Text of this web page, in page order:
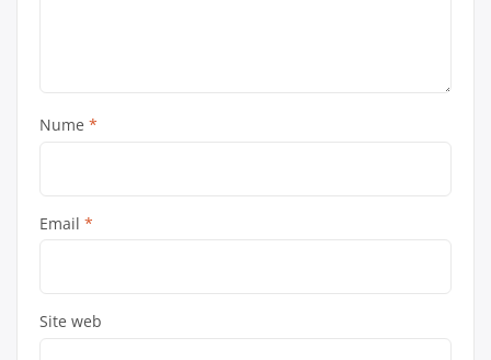
Nume *
Email *
Site web